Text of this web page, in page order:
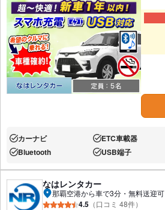
あり:カーナビ あり:ETC車載器
あり:Bluetooth あり:USB端子
なはレンタカー
那覇空港から車で3分・無料送迎可
4.5 （口コミ 48件）